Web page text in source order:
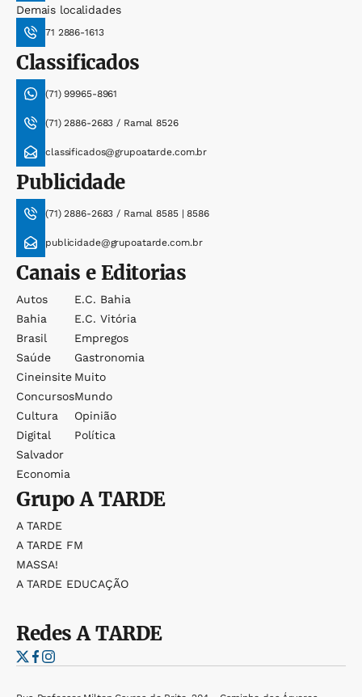
Demais localidades
71 2886-1613
Classificados
(71) 99965-8961
(71) 2886-2683 / Ramal 8526
classificados@grupoatarde.com.br
Publicidade
(71) 2886-2683 / Ramal 8585 | 8586
publicidade@grupoatarde.com.br
Canais e Editorias
Autos
Bahia
Brasil
Saúde
Cineinsite
Concursos
Cultura
Digital
Salvador
Economia
E.c. Bahia
E.c. Vitória
Empregos
Gastronomia
Muito
Mundo
Opinião
Política
GrupoA TARDE
A TARDE
A TARDE FM
MASSA!
A TARDE EDUCAÇÃO
RedesA TARDE